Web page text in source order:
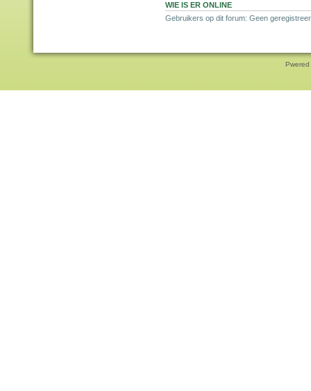
WIE IS ER ONLINE
Gebruikers op dit forum: Geen